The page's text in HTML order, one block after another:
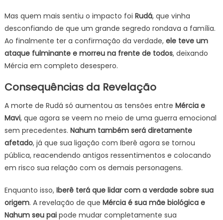
Mas quem mais sentiu o impacto foi Rudá, que vinha
desconfiando de que um grande segredo rondava a família.
Ao finalmente ter a confirmação da verdade, ele teve um
ataque fulminante e morreu na frente de todos, deixando
Mércia em completo desespero.
Consequências da Revelação
A morte de Rudá só aumentou as tensões entre Mércia e
Mavi, que agora se veem no meio de uma guerra emocional
sem precedentes. Nahum também será diretamente
afetado, já que sua ligação com Iberê agora se tornou
pública, reacendendo antigos ressentimentos e colocando
em risco sua relação com os demais personagens.
Enquanto isso, Iberê terá que lidar com a verdade sobre sua
origem. A revelação de que Mércia é sua mãe biológica e
Nahum seu paipode mudar completamente sua